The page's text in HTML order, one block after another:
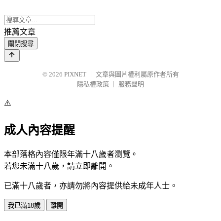
推薦文章
關閉搜尋
© 2026 PIXNET
文章與圖片權利屬原作者所有
隱私權政策
服務聲明
⚠️
成人內容提醒
本部落格內容僅限年滿十八歲者瀏覽。
若您未滿十八歲，請立即離開。
已滿十八歲者，亦請勿將內容提供給未成年人士。
我已滿18歲 離開